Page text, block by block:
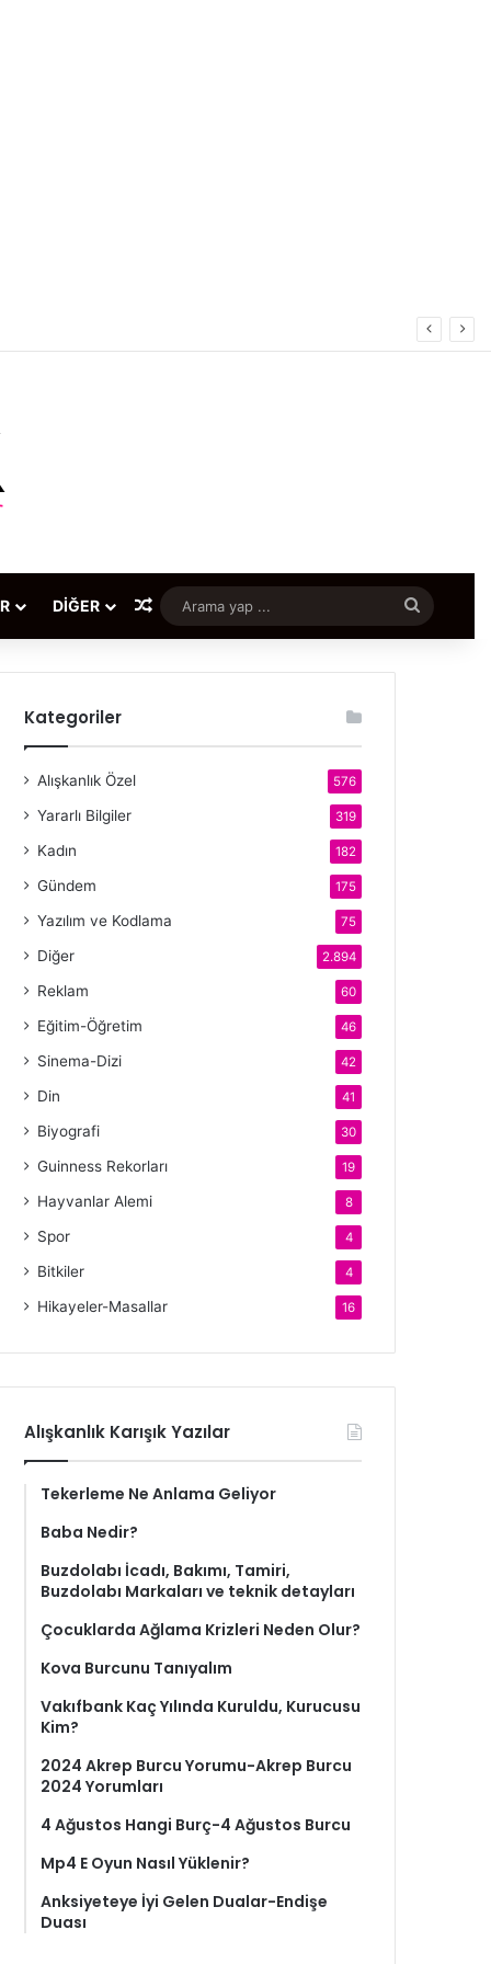
DIĞER Rastgele Makale
Arama
yap
Kategoriler
Alışkanlık Özel 576
Yararlı Bilgiler 319
Kadın 182
Gündem 175
Yazılım ve Kodlama 75
Diğer 2.894
Reklam 60
Eğitim-Öğretim 46
Sinema-Dizi 42
Din 41
Biyografi 30
Guinness Rekorları 19
Hayvanlar Alemi 8
Spor 4
Bitkiler 4
Hikayeler-Masallar 16
Alışkanlık Karışık Yazılar
Tekerleme Ne Anlama Geliyor
Baba Nedir?
Buzdolabı İcadı, Bakımı, Tamiri,
Buzdolabı Markaları ve teknik detayları
Çocuklarda Ağlama Krizleri Neden Olur?
Kova Burcunu Tanıyalım
Vakıfbank Kaç Yılında Kuruldu, Kurucusu
Kim?
2024 Akrep Burcu Yorumu-Akrep Burcu
2024 Yorumları
4 Ağustos Hangi Burç-4 Ağustos Burcu
Mp4 E Oyun Nasıl Yüklenir?
Anksiyeteye İyi Gelen Dualar-Endişe
Duası